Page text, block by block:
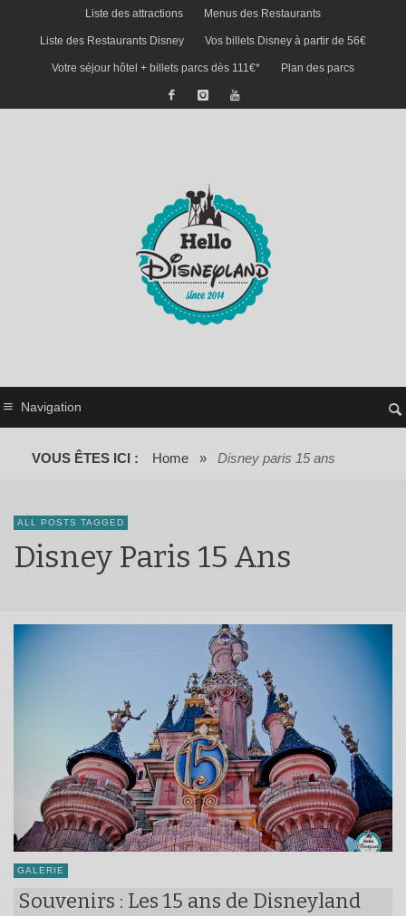
Liste des attractions Menus des Restaurants
Liste des Restaurants Disney Vos billets Disney à partir de 56€
Votre séjour hôtel + billets parcs dès 111€* Plan des parcs
Navigation
VOUS ÊTES ICI : Home » Disney paris 15 ans
ALL POSTS TAGGED
Disney Paris 15 Ans
GALERIE
Souvenirs : Les 15 ans de Disneyland